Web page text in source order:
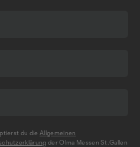
du dieAllgemeinen
der Olma Messen St.Gallen